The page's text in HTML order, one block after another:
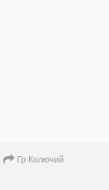
Гр Колючий